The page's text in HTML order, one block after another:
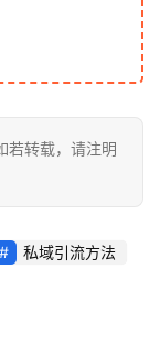
若转载，请注明
私域引流方法